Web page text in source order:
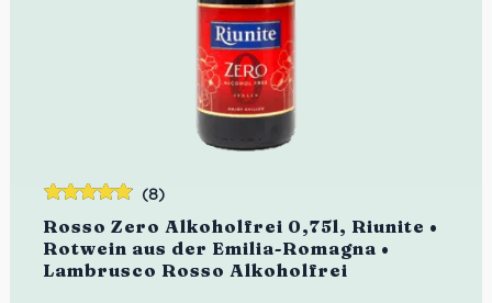
Rosso Zero Alkoholfrei 0,75l, Riunite •
Rotwein aus der Emilia-Romagna •
Lambrusco Rosso Alkoholfrei
(8)
mit4.88
von 5